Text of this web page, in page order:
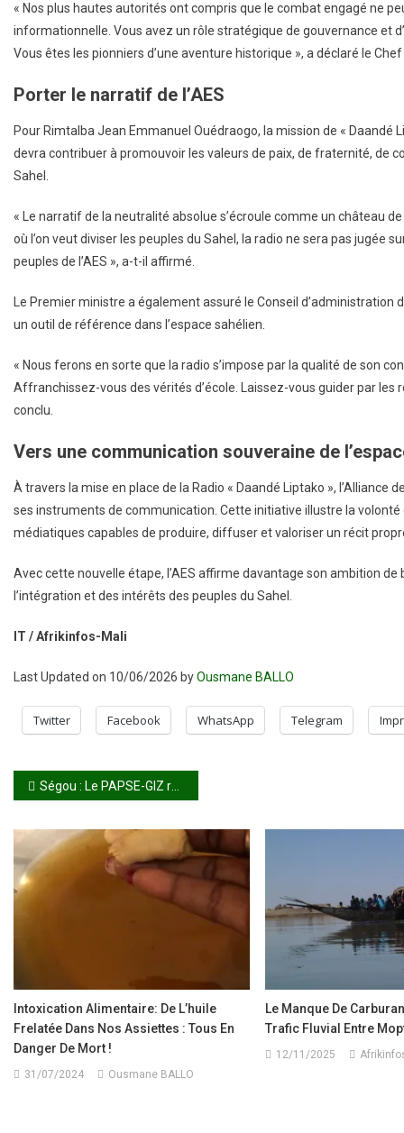
« Nos plus hautes autorités ont compris que le combat engagé ne
informationnelle. Vous avez un rôle stratégique de gouvernance et
Vous êtes les pionniers d’une aventure historique », a déclaré le
Porter le narratif de l’AES
Pour Rimtalba Jean Emmanuel Ouédraogo, la mission de « Daandé
devra contribuer à promouvoir les valeurs de paix, de fraternité, de
Sahel.
« Le narratif de la neutralité absolue s’écroule comme un château
où l’on veut diviser les peuples du Sahel, la radio ne sera pas jugée
peuples de l’AES », a-t-il affirmé.
Le Premier ministre a également assuré le Conseil
un outil de référence dans l’espace sahélien.
« Nous ferons en sorte que la radio s’impose par la qualité de son
Affranchissez-vous des vérités d’école. Laissez-vous guider par
conclu.
Vers une communication souveraine de
À travers la mise en place de la Radio « Daandé Liptako »,
ses instruments de communication. Cette initiative illustre la
médiatiques capables de produire, diffuser et valoriser un récit
Avec cette nouvelle étape, l’AES affirme davantage son ambition
l’intégration et des intérêts des peuples du Sahel.
IT / Afrikinfos-Mali
Last Updated on 10/06/2026 byOusmane BALLO
Twitter Facebook WhatsApp Telegram
Navigation
de
l’article
Ségou : Le PAPSE-GIZ renforce les centres de formation avec de nouveaux équipements
Intoxication Alimentaire: De L’huile
Frelatée Dans Nos Assiettes : Tous En
Danger De Mort !
31/07/2024 Ousmane BALLO
Le Manque De
Trafic Fluvial Entre
12/11/2025